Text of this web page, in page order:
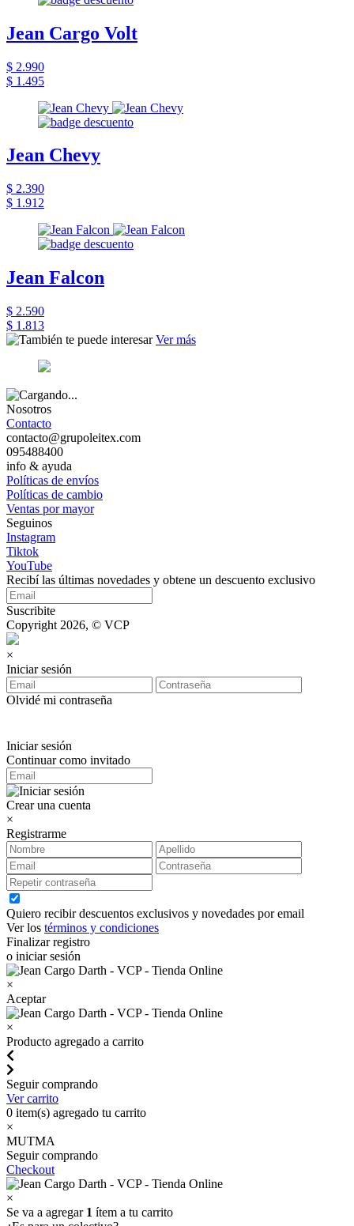
Jean Cargo Volt
$ 2.990
$ 1.495
Jean Chevy
$ 2.390
$ 1.912
Jean Falcon
$ 2.590
$ 1.813
Ver más
Nosotros
Contacto
contacto@grupoleitex.com
095488400
info & ayuda
Políticas de envíos
Políticas de cambio
Ventas por mayor
Seguinos
Instagram
Tiktok
YouTube
Recibí las últimas novedades y obtene un descuento exclusivo
Suscribite
Copyright 2026, © VCP
×
Iniciar sesión
Olvidé mi contraseña
Iniciar sesión
Continuar como invitado
Crear una cuenta
×
Registrarme
Quiero recibir descuentos exclusivos y novedades por email
Ver los términos y condiciones
Finalizar registro
o iniciar sesión
×
Aceptar
×
Producto agregado a carrito
Seguir comprando
Ver carrito
0 item(s) agregado tu carrito
×
MUTMA
Seguir comprando
Checkout
×
Se va a agregar 1 ítem a tu carrito